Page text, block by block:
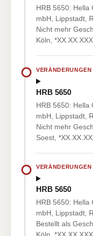
HRB 5650: Hella
mbH, Lippstadt,
Nicht mehr
Köln,
VERÄNDERUNGEN
HRB 5650
HRB 5650: Hella
mbH, Lippstadt,
Nicht mehr
Soest,
VERÄNDERUNGEN
HRB 5650
HRB 5650: Hella
mbH, Lippstadt,
Bestellt als